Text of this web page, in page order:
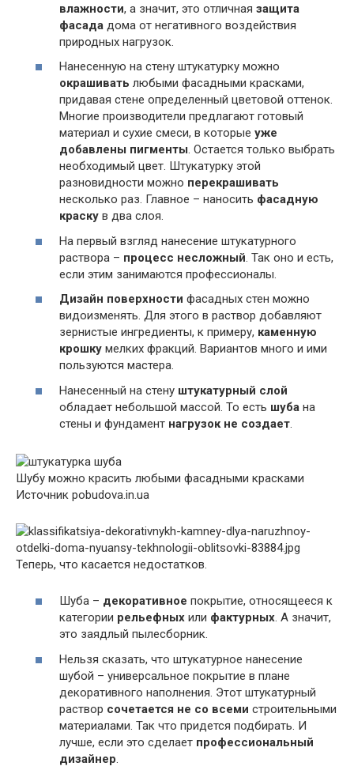
влажности, а значит, это отличная защита
фасада дома от негативного воздействия
природных нагрузок.
Нанесенную на стену штукатурку можно
окрашивать любыми фасадными красками,
придавая стене определенный цветовой оттенок.
Многие производители предлагают готовый
материал и сухие смеси, в которые уже
добавлены пигменты. Остается только выбрать
необходимый цвет. Штукатурку этой
разновидности можно перекрашивать
несколько раз. Главное – наносить фасадную
краску в два слоя.
На первый взгляд нанесение штукатурного
раствора – процесс несложный . Так оно и есть,
если этим занимаются профессионалы.
Дизайн поверхности фасадных стен можно
видоизменять. Для этого в раствор добавляют
зернистые ингредиенты, к примеру, каменную
крошку мелких фракций. Вариантов много и ими
пользуются мастера.
Нанесенный на стену штукатурный слой
обладает небольшой массой. То есть шуба на
стены и фундамент нагрузок не создает
Шубу можно красить любыми фасадными красками
Источник pobudova.in.ua
Теперь, что касается недостатков.
Шуба – декоративное покрытие, относящееся к
категории рельефных или фактурных. А значит,
это заядлый пылесборник.
Нельзя сказать, что штукатурное нанесение
шубой – универсальное покрытие в плане
декоративного наполнения. Этот штукатурный
раствор сочетается не со всеми строительными
материалами. Так что придется подбирать. И
лучше, если это сделает профессиональный
дизайнер